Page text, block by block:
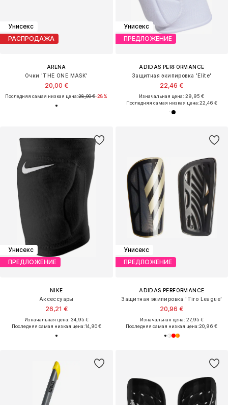
Унисекс
РАСПРОДАЖА
ARENA
Очки 'THE ONE MASK'
20,00 €
Последняя самая низкая цена:28,00 €-28%
Унисекс
ПРЕДЛОЖЕНИЕ
ADIDAS PERFORMANCE
Защитная экипировка 'Elite'
22,46 €
Изначальная цена: 29,95 €
Последняя самая низкая цена:22,46 €
Унисекс
ПРЕДЛОЖЕНИЕ
NIKE
Аксессуары
26,21 €
Изначальная цена: 34,95 €
Последняя самая низкая цена:14,90 €
Унисекс
ПРЕДЛОЖЕНИЕ
ADIDAS PERFORMANCE
Защитная экипировка 'Tiro League'
20,96 €
Изначальная цена: 27,95 €
Последняя самая низкая цена:20,96 €